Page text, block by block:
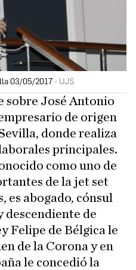
03/05/2017 UJS
sobre José Antonio
de origen
donde realiza
principales.
como uno de
de la jet set
es abogado, cónsul
descendiente de
Felipe de Bélgica le
de la Corona y en
le concedió la